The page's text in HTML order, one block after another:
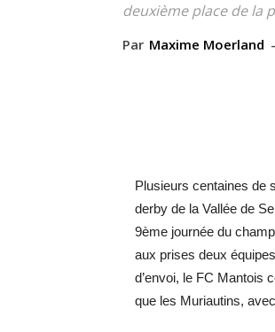
deuxième place de la
Par Maxime Moerland -
Plusieurs centaines de
derby de la Vallée de
9ème journée du
aux prises deux
d’envoi, le FC Mantois
que les Muriautins,